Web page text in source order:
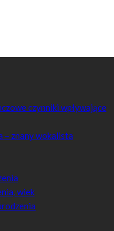
czynniki wpływające
– znany wokalista
wiek